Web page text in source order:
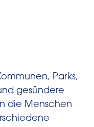
Parks,
gesündere
die Menschen